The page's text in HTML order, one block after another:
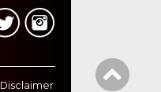
Disclaimer